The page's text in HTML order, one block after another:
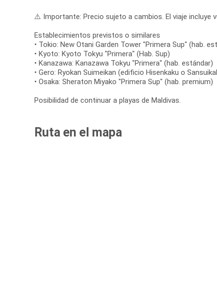
⚠️ Importante: Precio sujeto a cambios. El viaje incluye
Establecimientos previstos o similares
• Tokio: New Otani Garden Tower "Primera Sup" (hab.
• Kyoto: Kyoto Tokyu "Primera" (Hab. Sup)
• Kanazawa: Kanazawa Tokyu "Primera" (hab. estándar)
• Gero: Ryokan Suimeikan (edificio Hisenkaku o
• Osaka: Sheraton Miyako "Primera Sup" (hab. premium)
Posibilidad de continuar a playas de Maldivas.
Ruta en el mapa